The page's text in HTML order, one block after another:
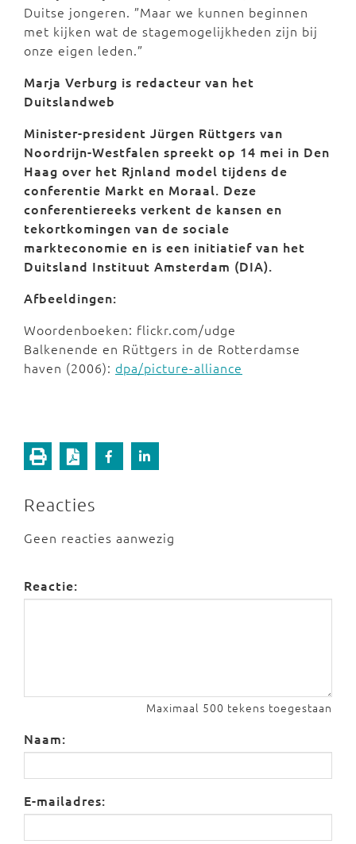
Duitse jongeren. ”Maar we kunnen beginnen
met kijken wat de stagemogelijkheden zijn bij
onze eigen leden.”
Marja Verburg is redacteur van het
Duitslandweb
Minister-president Jürgen Rüttgers van
Noordrijn-Westfalen spreekt op 14 mei in Den
Haag over het Rjnland model tijdens de
conferentie Markt en Moraal. Deze
conferentiereeks verkent de kansen en
tekortkomingen van de sociale
markteconomie en is een initiatief van het
Duitsland Instituut Amsterdam (DIA).
Afbeeldingen:
Woordenboeken: flickr.com/udge
Balkenende en Rüttgers in de Rotterdamse
haven (2006): dpa/picture-alliance
Reacties
Geen reacties aanwezig
Reactie:
Maximaal 500 tekens toegestaan
Naam:
E-mailadres: